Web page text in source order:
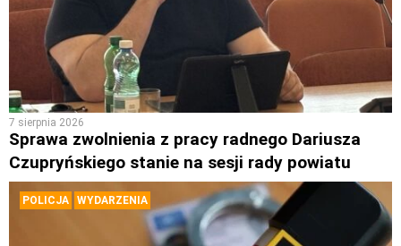
7 sierpnia 2026
Sprawa zwolnienia z pracy radnego Dariusza
Czupryńskiego stanie na sesji rady powiatu
POLICJA WYDARZENIA